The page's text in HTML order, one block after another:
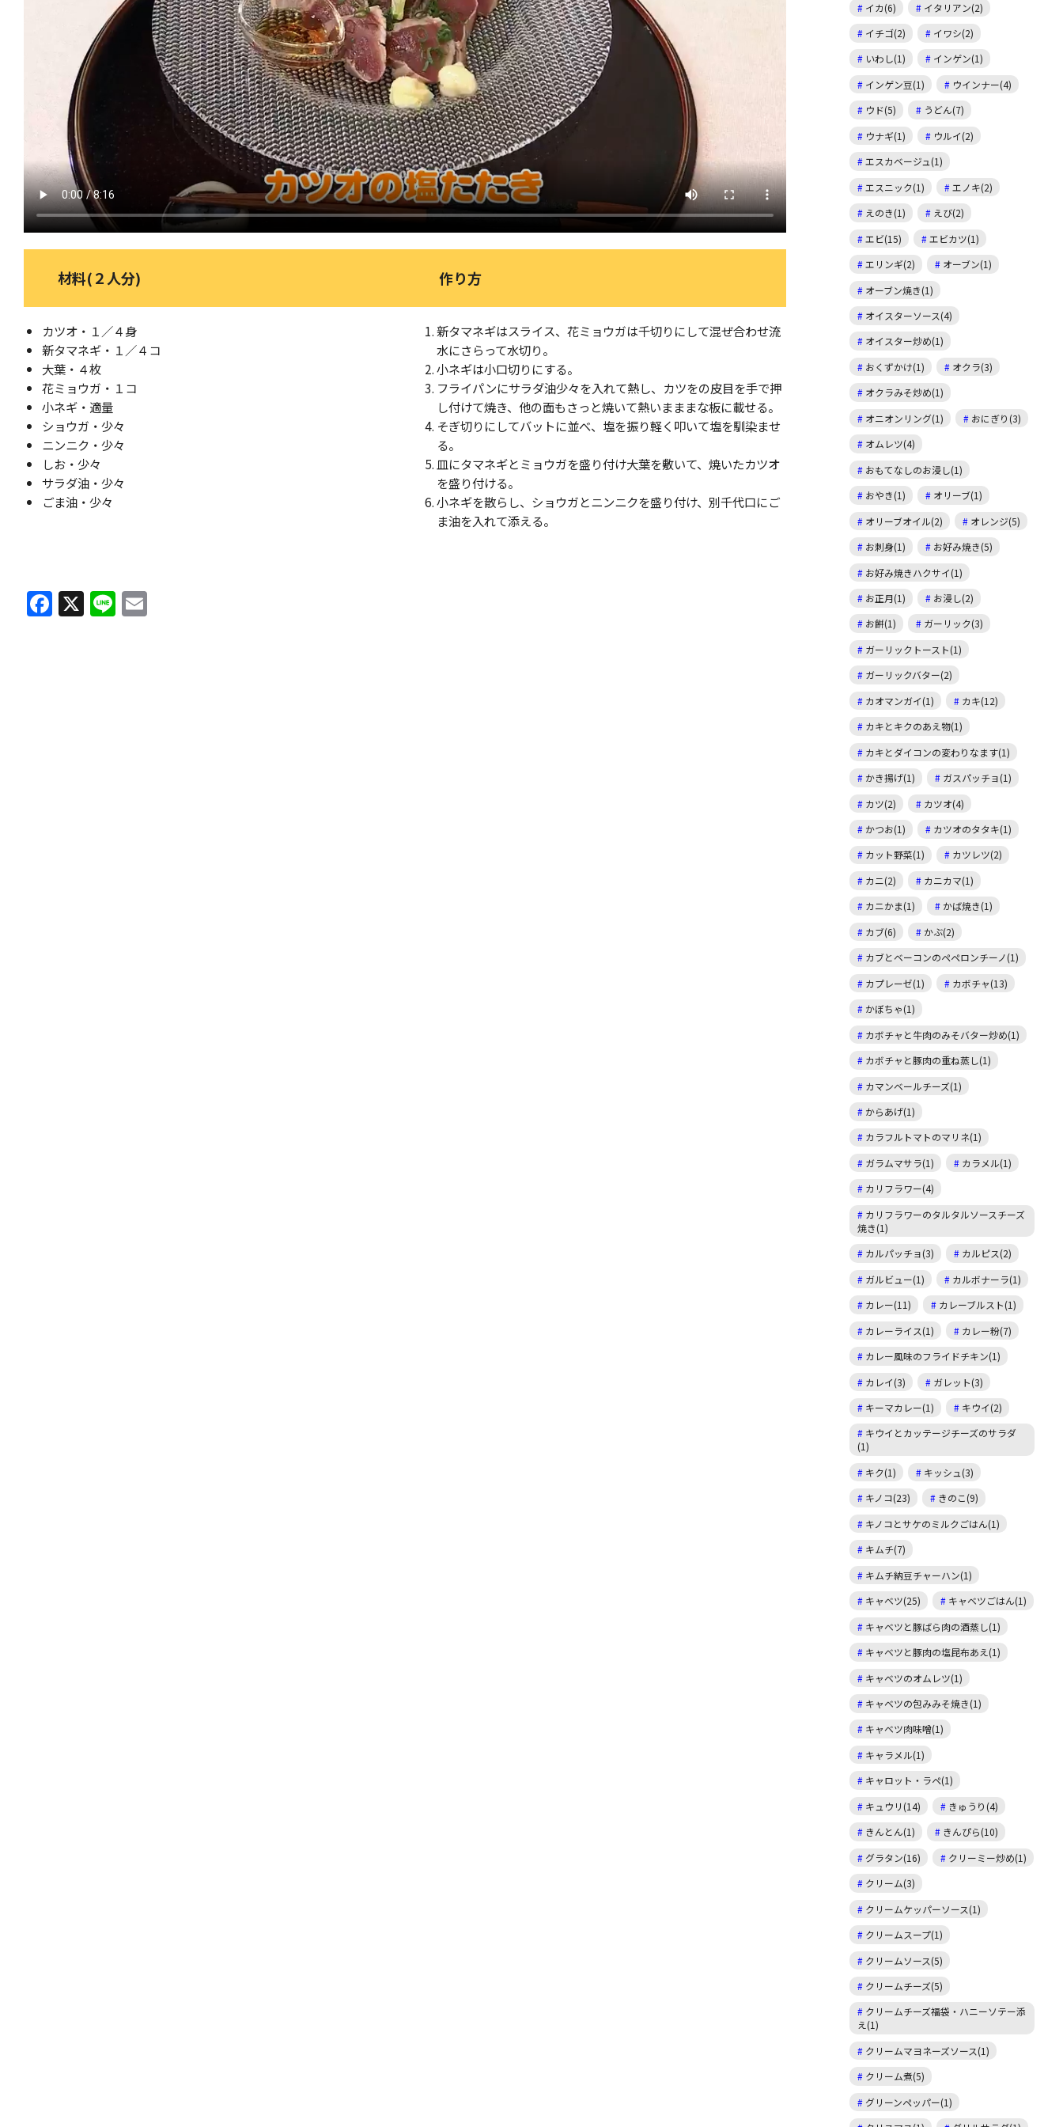
材料(２人分)
カツオ・１／４身
新タマネギ・１／４コ
大葉・４枚
花ミョウガ・１コ
小ネギ・適量
ショウガ・少々
ニンニク・少々
しお・少々
サラダ油・少々
ごま油・少々
作り方
新タマネギはスライス、花ミョウガは千切りにして混ぜ合わせ流
水にさらって水切り。
小ネギは小口切りにする。
フライパンにサラダ油少々を入れて熱し、カツをの皮目を手で押
し付けて焼き、他の面もさっと焼いて熱いまままな板に載せる。
そぎ切りにしてバットに並べ、塩を振り軽く叩いて塩を馴染ませ
る。
皿にタマネギとミョウガを盛り付け大葉を敷いて、焼いたカツオ
を盛り付ける。
小ネギを散らし、ショウガとニンニクを盛り付け、別千代口にご
ま油を入れて添える。
F
a
X Li
n
イカ(6)
イタリアン(2)
イチゴ(2)
イワシ(2)
いわし(1)
インゲン(1)
インゲン豆(1)
ウインナー(4)
ウド(5)
うどん(7)
ウナギ(1)
ウルイ(2)
エスカベージュ(1)
エスニック(1)
エノキ(2)
えのき(1)
えび(2)
エビ(15)
エビカツ(1)
エリンギ(2)
オーブン(1)
オーブン焼き(1)
オイスターソース(4)
オイスター炒め(1)
おくずかけ(1)
オクラ(3)
オクラみそ炒め(1)
オニオンリング(1)
おにぎり(3)
オムレツ(4)
おもてなしのお浸し(1)
おやき(1)
オリーブ(1)
オリーブオイル(2)
オレンジ(5)
お刺身(1)
お好み焼き(5)
お好み焼きハクサイ(1)
お正月(1)
お浸し(2)
お餅(1)
ガーリック(3)
ガーリックトースト(1)
ガーリックバター(2)
カオマンガイ(1)
カキ(12)
カキとキクのあえ物(1)
カキとダイコンの変わりなます(1)
かき揚げ(1)
ガスパッチョ(1)
カツ(2)
カツオ(4)
かつお(1)
カツオのタタキ(1)
カット野菜(1)
カツレツ(2)
カニ(2)
カニカマ(1)
カニかま(1)
かば焼き(1)
カブ(6)
かぶ(2)
カブとベーコンのペペロンチーノ(1)
カプレーゼ(1)
カボチャ(13)
かぼちゃ(1)
カボチャと牛肉のみそバター炒め(1)
カボチャと豚肉の重ね蒸し(1)
カマンベールチーズ(1)
からあげ(1)
カラフルトマトのマリネ(1)
ガラムマサラ(1)
カラメル(1)
カリフラワー(4)
カリフラワーのタルタルソースチーズ
焼き(1)
カルパッチョ(3)
カルピス(2)
ガルビュー(1)
カルボナーラ(1)
カレー(11)
カレーブルスト(1)
カレーライス(1)
カレー粉(7)
カレー風味のフライドチキン(1)
カレイ(3)
ガレット(3)
キーマカレー(1)
キウイ(2)
キウイとカッテージチーズのサラダ
(1)
キク(1)
キッシュ(3)
キノコ(23)
きのこ(9)
キノコとサケのミルクごはん(1)
キムチ(7)
キムチ納豆チャーハン(1)
キャベツ(25)
キャベツごはん(1)
キャベツと豚ばら肉の酒蒸し(1)
キャベツと豚肉の塩昆布あえ(1)
キャベツのオムレツ(1)
キャベツの包みみそ焼き(1)
キャベツ肉味噌(1)
キャラメル(1)
キャロット・ラペ(1)
キュウリ(14)
きゅうり(4)
きんとん(1)
きんぴら(10)
グラタン(16)
クリーミー炒め(1)
クリーム(3)
クリームケッパーソース(1)
クリームスープ(1)
クリームソース(5)
クリームチーズ(5)
クリームチーズ福袋・ハニーソテー添
え(1)
クリームマヨネーズソース(1)
クリーム煮(5)
グリーンペッパー(1)